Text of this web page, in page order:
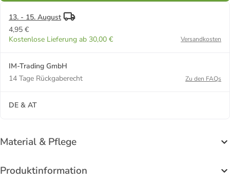
13. - 15. August
4,95 €
Kostenlose Lieferung ab 30,00 €
Versandkosten
IM-Trading GmbH
14 Tage Rückgaberecht
Zu den FAQs
DE & AT
Material & Pflege
Produktinformation